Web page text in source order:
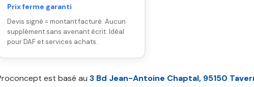
Prix ferme garanti
Devis signé = montant facturé. Aucun
supplément sans avenant écrit. Idéal
pour DAF et services achats.
est basé au 3 Bd Jean-Antoine Chaptal, 95150